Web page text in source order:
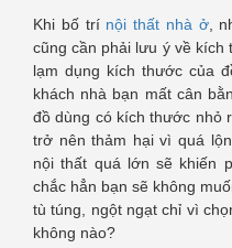
Khi bố trí nội thất nhà ở,
cũng cần phải lưu ý về
lạm dụng kích thước của
khách nhà bạn mất cân
đồ dùng có kích thước nhỏ
trở nên thảm hại vì quá
nội thất quá lớn sẽ khiến
chắc hẳn bạn sẽ không
tù túng, ngột ngạt chỉ vì
không nào?